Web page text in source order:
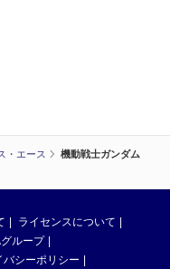
・エース
機動戦士ガンダム
ライセンスについて
ループ
バシーポリシー